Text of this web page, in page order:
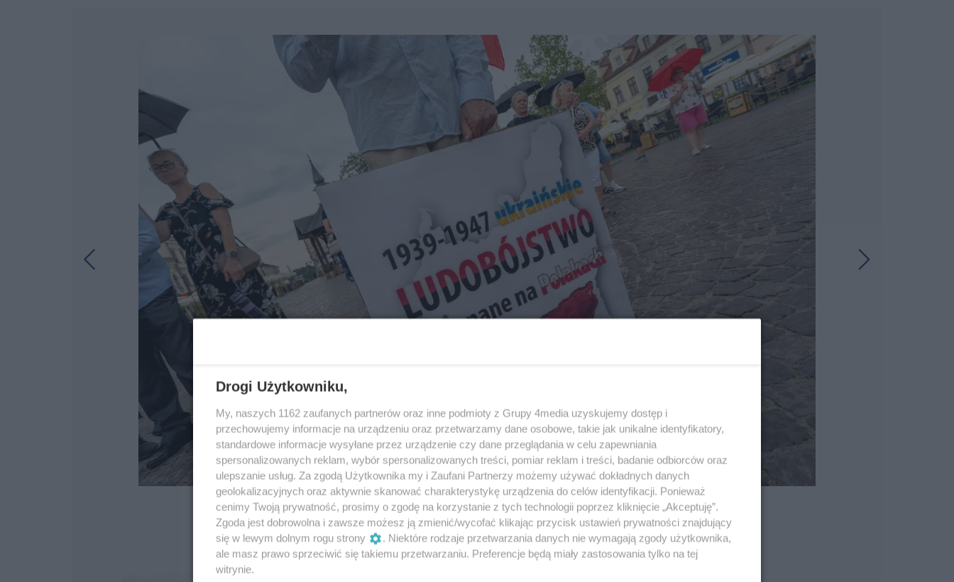
1 / 30
Autor: Filip Łagowski
Drogi Użytkowniku,
My, naszych 1162 zaufanych partnerów oraz inne podmioty z Grupy 4media uzyskujemy dostęp i
przechowujemy informacje na urządzeniu oraz przetwarzamy dane osobowe, takie jak unikalne identyfikatory,
standardowe informacje wysyłane przez urządzenie czy dane przeglądania w celu zapewniania
spersonalizowanych reklam, wybór spersonalizowanych treści, pomiar reklam i treści, badanie odbiorców oraz
ulepszanie usług. Za zgodą Użytkownika my i Zaufani Partnerzy możemy używać dokładnych danych
geolokalizacyjnych oraz aktywnie skanować charakterystykę urządzenia do celów identyfikacji. Ponieważ
cenimy Twoją prywatność, prosimy o zgodę na korzystanie z tych technologii poprzez kliknięcie „Akceptuję”.
Zgoda jest dobrowolna i zawsze możesz ją zmienić/wycofać klikając przycisk ustawień prywatności znajdujący
się w lewym dolnym rogu strony
. Niektóre rodzaje przetwarzania danych nie wymagają zgody użytkownika,
ale masz prawo sprzeciwić się takiemu przetwarzaniu. Preferencje będą miały zastosowania tylko na tej
witrynie.